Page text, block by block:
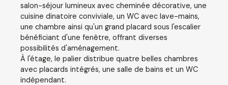
salon-séjour lumineux avec cheminée décorative, une
cuisine dinatoire conviviale, un WC avec lave-mains,
une chambre ainsi qu'un grand placard sous l'escalier
bénéficiant d'une fenêtre, offrant diverses
possibilités d'aménagement.
À l'étage, le palier distribue quatre belles chambres
avec placards intégrés, une salle de bains et un WC
indépendant.